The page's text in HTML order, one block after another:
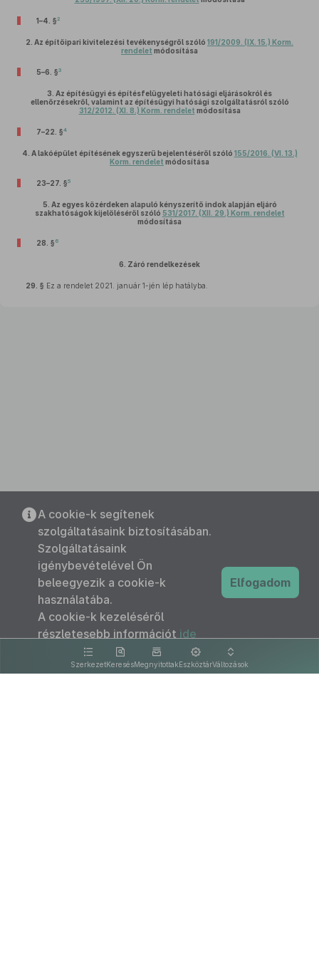
1–4. §2
2. Az építőipari kivitelezési tevékenységről szóló 191/2009. (IX. 15.) Korm.
rendelet módosítása
5–6. §3
3. Az építésügyi és építésfelügyeleti hatósági eljárásokról és
ellenőrzésekről, valamint az építésügyi hatósági szolgáltatásról szóló
312/2012. (XI. 8.) Korm. rendelet módosítása
7–22. §4
4. A lakóépület építésének egyszerű bejelentéséről szóló 155/2016. (VI. 13.)
Korm. rendelet módosítása
23–27. §5
5. Az egyes közérdeken alapuló kényszerítő indok alapján eljáró
szakhatóságok kijelöléséről szóló 531/2017. (XII. 29.) Korm. rendelet
módosítása
28. § 6
6. Záró rendelkezések
29. § Ez a rendelet 2021. január 1-jén lép hatályba.
SzerkezetKeresésMegnyitottakEszköztárVáltozások
A cookie-k segítenek
szolgáltatásaink biztosításában.
Szolgáltatásaink
igénybevételével Ön
beleegyezik a cookie-k
használatába.
A cookie-k kezeléséről
részletesebb információt ide
kattintva olvashat.
Elfogadom